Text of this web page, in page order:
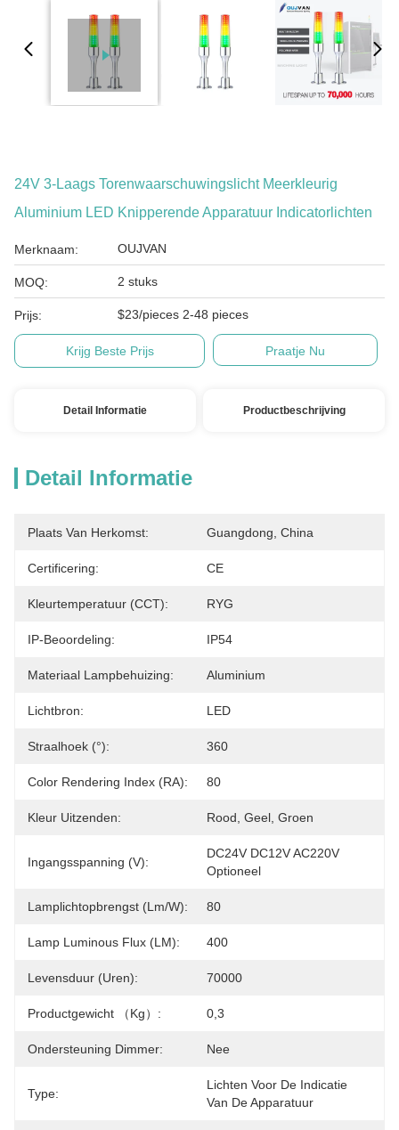
24V 3-Laags Torenwaarschuwingslicht Meerkleurig
Aluminium LED Knipperende Apparatuur Indicatorlichten
Merknaam: OUJVAN
MOQ: 2 stuks
Prijs: $23/pieces 2-48 pieces
Krijg Beste Prijs Praatje Nu
Detail Informatie Productbeschrijving
Detail Informatie
Plaats Van Herkomst: Guangdong, China
Certificering: CE
Kleurtemperatuur (CCT): RYG
IP-Beoordeling: IP54
Materiaal Lampbehuizing: Aluminium
Lichtbron: LED
Straalhoek (°): 360
Color Rendering Index (RA): 80
Kleur Uitzenden: Rood, Geel, Groen
Ingangsspanning (V):
DC24V DC12V AC220V
Optioneel
Lamplichtopbrengst (lm/w): 80
Lamp Luminous Flux (LM): 400
Levensduur (uren): 70000
Productgewicht （kg）: 0,3
Ondersteuning Dimmer: Nee
Type:
Lichten Voor De Indicatie
Van De Apparatuur